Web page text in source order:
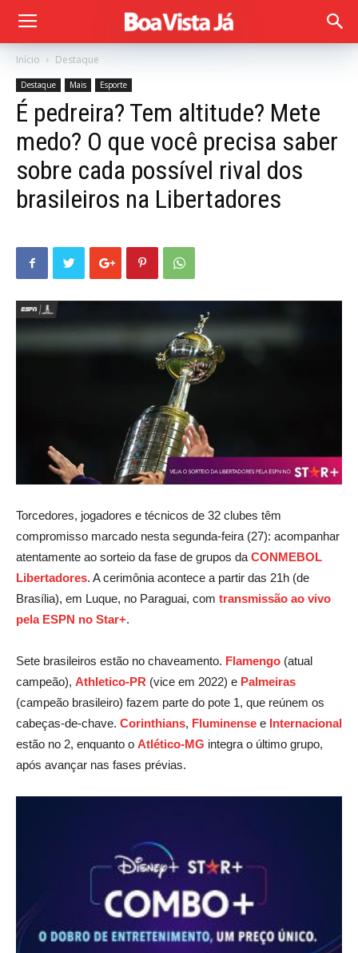
Início Destaque
Destaque Mais Esporte
É pedreira? Tem altitude? Mete
medo? O que você precisa saber
sobre cada possível rival dos
brasileiros na Libertadores
Torcedores, jogadores e técnicos de 32 clubes têm
compromisso marcado nesta segunda-feira (27): acompanhar
atentamente ao sorteio da fase de grupos da CONMEBOL
Libertadores. A cerimônia acontece a partir das 21h (de
Brasília), em Luque, no Paraguai, com transmissão ao vivo
pela ESPN no Star+.
Sete brasileiros estão no chaveamento. Flamengo (atual
campeão), Athletico-PR (vice em 2022) e Palmeiras
(campeão brasileiro) fazem parte do pote 1, que reúnem os
cabeças-de-chave. Corinthians, Fluminense e Internacional
estão no 2, enquanto o Atlético-MG integra o último grupo,
após avançar nas fases prévias.